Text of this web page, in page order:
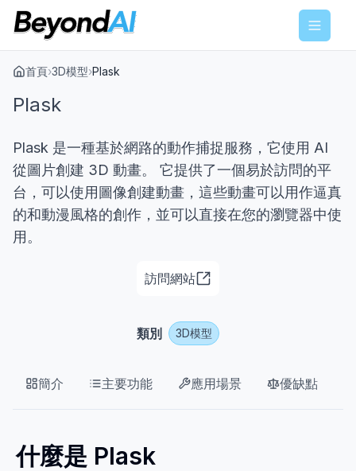
Menu
首頁›3D模型›Plask
Plask
Plask 是一種基於網路的動作捕捉服務，它使用 AI
從圖片創建 3D 動畫。 它提供了一個易於訪問的平
台，可以使用圖像創建動畫，這些動畫可以用作逼真
的和動漫風格的創作，並可以直接在您的瀏覽器中使
用。
訪問網站
類別 3D模型
簡介 主要功能 應用場景 優缺點
什麼是 Plask